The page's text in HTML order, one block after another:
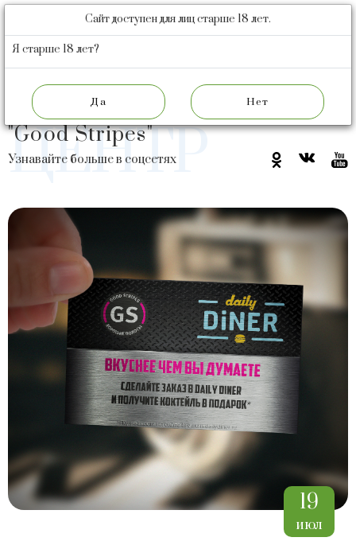
ЗАВОД
ПРЕСС
ЦЕНТР
"Daily Diner" и ТМ
"Good Stripes"
Узнавайте больше в соцсетях
19
июл
Сайт доступен для лиц старше 18 лет.
Я старше 18 лет?